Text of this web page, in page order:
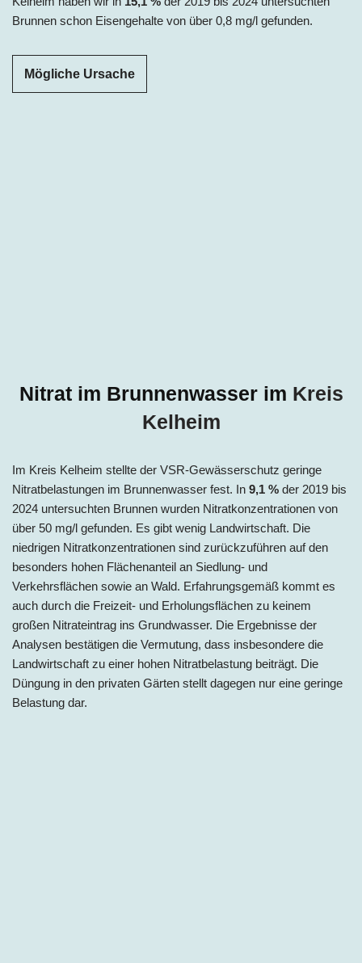
Brunnen schon Eisengehalte von über 0,8 mg/l gefunden.
Mögliche Ursache
Nitrat im Brunnenwasser im Kreis
Kelheim
Im Kreis Kelheim stellte der VSR-Gewässerschutz geringe
Nitratbelastungen im Brunnenwasser fest. In 9,1 % der 2019 bis
2024 untersuchten Brunnen wurden Nitratkonzentrationen von
über 50 mg/l gefunden. Es gibt wenig Landwirtschaft. Die
niedrigen Nitratkonzentrationen sind zurückzuführen auf den
besonders hohen Flächenanteil an Siedlung- und
Verkehrsflächen sowie an Wald. Erfahrungsgemäß kommt es
auch durch die Freizeit- und Erholungsflächen zu keinem
großen Nitrateintrag ins Grundwasser. Die Ergebnisse der
Analysen bestätigen die Vermutung, dass insbesondere die
Landwirtschaft zu einer hohen Nitratbelastung beiträgt. Die
Düngung in den privaten Gärten stellt dagegen nur eine geringe
Belastung dar.